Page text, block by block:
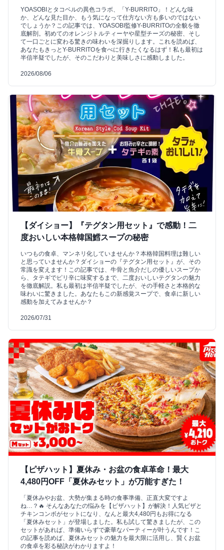
YOASOBIとタコベルの異色コラボ、「Y-BURRITO」！どんな味
か、どんな見た目か、もう気になって仕方ない方も多いのではない
でしょうか？この記事では、YOASOBI監修Y-BURRITOの全貌を徹
底解剖。初めてのオレンジトルティーヤや星型チーズの秘密、そし
て一口ごとに変わる驚きの味わいを深掘りします。これを読めば、
あなたもきっとY-BURRITOを食べに行きたくなるはず！私も最初は
半信半疑でしたが、そのこだわりと美味しさに感動しました。
2026/08/06
【ダイショー】『テグタン用セット』で感動！二
度おいしい本格韓国鱈スープの秘密
いつもの食卓、マンネリ化していませんか？本格韓国料理は難しい
と思っていませんか？ダイショーの『テグタン用セット』が、その
常識を変えます！この記事では、牛骨と魚介だしの優しいスープか
ら、タテギでピリ辛に味変するまで、二度おいしいテグタンの魅力
を徹底解説。私も最初は半信半疑でしたが、その手軽さと本格的な
味わいに驚きました。あなたもこの新感覚スープで、食卓に新しい
感動を加えてみませんか？
2026/07/31
【ピザハット】夏休み・お盆の食卓革命！最大
4,480円OFF「夏休みセット」が万能すぎた！
「夏休みやお盆、大勢が集まる時の食事準備、正直大変ですよ
ね…？🔥 そんなあなたの悩みを【ピザハット】が解決！人気ピザと
チキンコンボがセットになり、なんと最大4,480円もお得になる
「夏休みセット」が登場しました。私も試して驚きましたが、この
セットがあれば、準備いらずで豪華なパーティーが叶うんです！こ
の記事を読めば、夏休みセットの魅力を最大限に活用し、賢くお盆
の食卓を彩る秘訣がわかりますよ！